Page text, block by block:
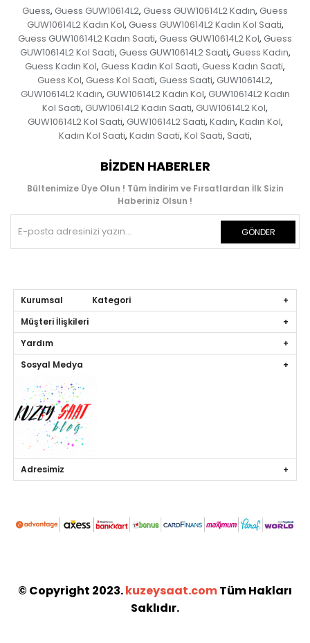
Guess, Guess GUW10614L2, Guess GUW10614L2 Kadın, Guess
GUW10614L2 Kadın Kol, Guess GUW10614L2 Kadın Kol Saati,
Guess GUW10614L2 Kadın Saati, Guess GUW10614L2 Kol, Guess
GUW10614L2 Kol Saati, Guess GUW10614L2 Saati, Guess Kadın,
Guess Kadın Kol, Guess Kadın Kol Saati, Guess Kadın Saati,
Guess Kol, Guess Kol Saati, Guess Saati, GUW10614L2,
GUW10614L2 Kadın, GUW10614L2 Kadın Kol, GUW10614L2 Kadın
Kol Saati, GUW10614L2 Kadın Saati, GUW10614L2 Kol,
GUW10614L2 Kol Saati, GUW10614L2 Saati, Kadın, Kadın Kol,
Kadın Kol Saati, Kadın Saati, Kol Saati, Saati,
BIZDEN HABERLER
Bültenimize Üye Olun ! Tüm İndirim ve Fırsatlardan İlk Sizin
Haberiniz Olsun !
GÖNDER
Kurumsal Kategori
Müşteri İlişkileri
Yardım
Sosyal Medya
Adresimiz
© Copyright 2023.kuzeysaat.comTüm Hakları
Saklıdır.